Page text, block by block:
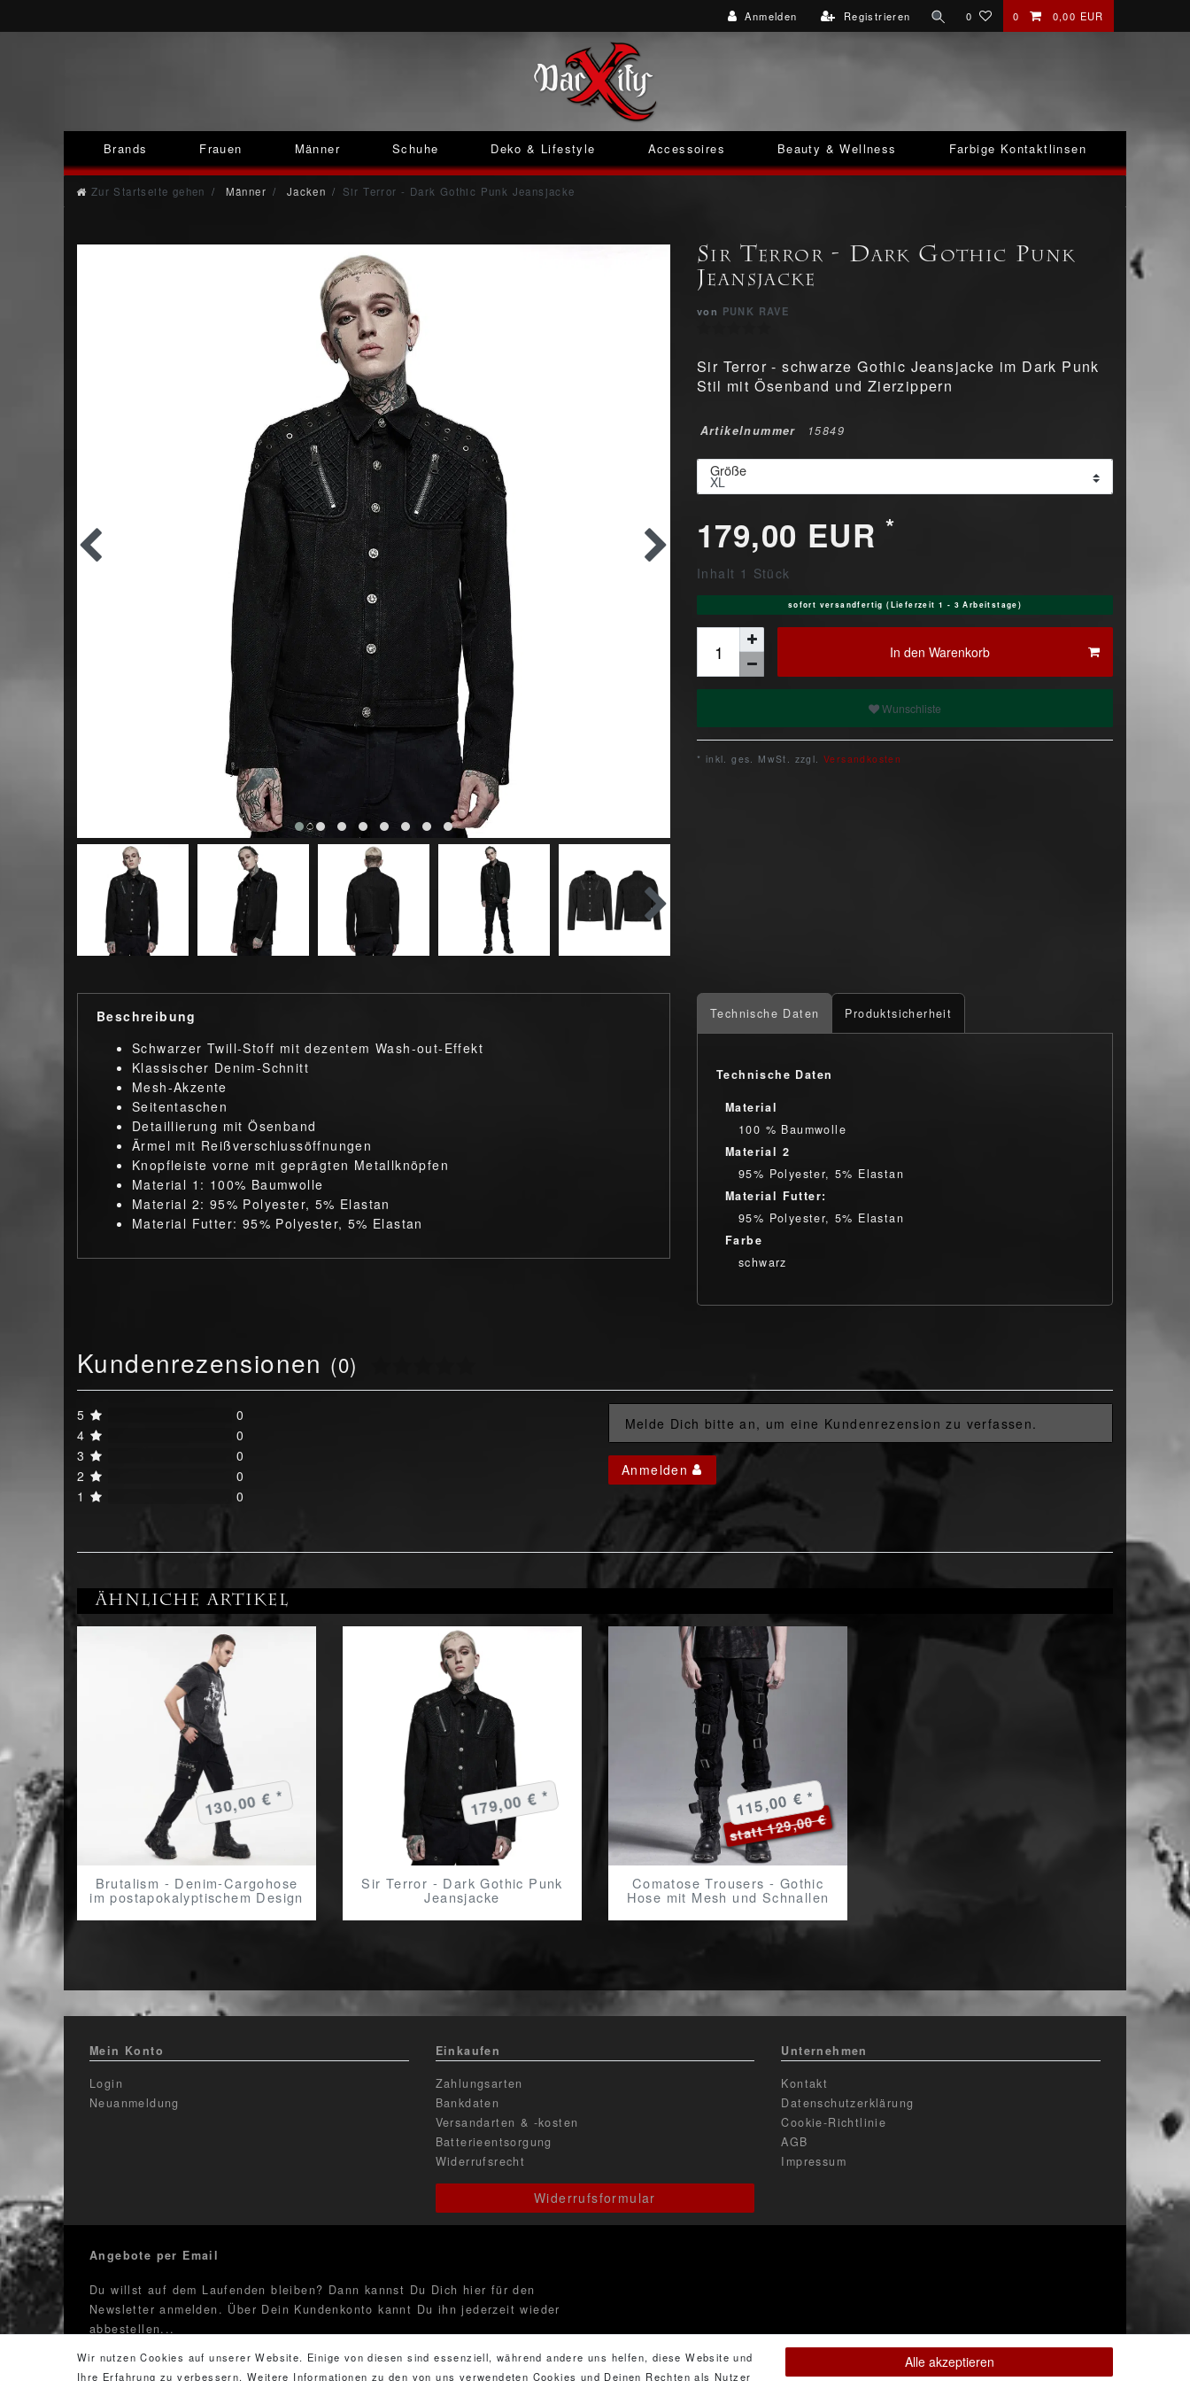
Anmelden Registrieren 0 0 0,00 EUR
Brands Frauen Männer Schuhe Deko & Lifestyle Accessoires Beauty & Wellness Farbige Kontaktlinsen
Zur Startseite gehen Männer Jacken Sir Terror - Dark Gothic Punk Jeansjacke
Sir Terror - Dark Gothic Punk
Jeansjacke
von PUNK RAVE
Sir Terror - schwarze Gothic Jeansjacke im Dark Punk
Stil mit Ösenband und Zierzippern
Artikelnummer 15849
Größe
179,00 EUR*
Inhalt 1 Stück
sofort versandfertig (Lieferzeit 1 - 3 Arbeitstage)
In den Warenkorb
Wunschliste
* inkl. ges. MwSt. zzgl. Versandkosten
Beschreibung
Schwarzer Twill-Stoff mit dezentem Wash-out-Effekt
Klassischer Denim-Schnitt
Mesh-Akzente
Seitentaschen
Detaillierung mit Ösenband
Ärmel mit Reißverschlussöffnungen
Knopfleiste vorne mit geprägten Metallknöpfen
Material 1: 100% Baumwolle
Material 2: 95% Polyester, 5% Elastan
Material Futter: 95% Polyester, 5% Elastan
Technische Daten Produktsicherheit
Technische Daten
Material
100 % Baumwolle
Material 2
95% Polyester, 5% Elastan
Material Futter:
95% Polyester, 5% Elastan
Farbe
schwarz
Kundenrezensionen (0)
5
0
4
0
3
0
2
0
1
0
Melde Dich bitte an, um eine Kundenrezension zu verfassen.
Anmelden
Ähnliche Artikel
Brutalism - Denim-Cargohose
im postapokalyptischem Design
130,00 € *
Sir Terror - Dark Gothic Punk
Jeansjacke
179,00 € *
Comatose Trousers - Gothic
Hose mit Mesh und Schnallen
statt 129,00 €
115,00 € *
Mein Konto
Login
Neuanmeldung
Einkaufen
Zahlungsarten
Bankdaten
Versandarten & -kosten
Batterieentsorgung
Widerrufsrecht
Widerrufsformular
Unternehmen
Kontakt
Datenschutzerklärung
Cookie-Richtlinie
AGB
Impressum
Angebote per Email
Du willst auf dem Laufenden bleiben? Dann kannst Du Dich hier für den
Newsletter anmelden. Über Dein Kundenkonto kannt Du ihn jederzeit wieder
abbestellen...
E-Mail **
Newsletter
Wir nutzen Cookies auf unserer Website. Einige von diesen sind essenziell, während andere uns helfen, diese Website und
Ihre Erfahrung zu verbessern. Weitere Informationen zu den von uns verwendeten Cookies und Deinen Rechten als Nutzer
Alle akzeptieren